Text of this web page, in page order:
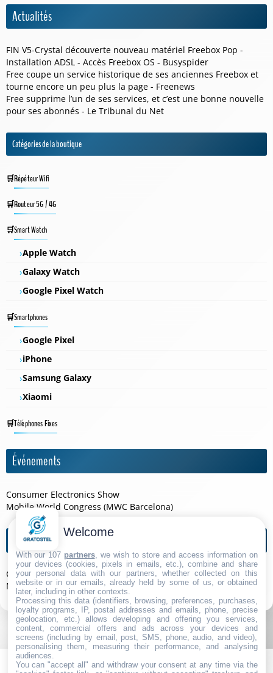
Actualités
FIN V5-Crystal découverte nouveau matériel Freebox Pop -
Installation ADSL - Accès Freebox OS - Busyspider
Free coupe un service historique de ses anciennes Freebox et
tourne encore un peu plus la page - Freenews
Free supprime l’un de ses services, et c’est une bonne nouvelle
pour ses abonnés - Le Tribunal du Net
Catégories de la boutique
Répéteur Wifi
Routeur 5G / 4G
Smart Watch
Apple Watch
Galaxy Watch
Google Pixel Watch
Smartphones
Google Pixel
iPhone
Samsung Galaxy
Xiaomi
Téléphones Fixes
Événements
Consumer Electronics Show
Mobile World Congress (MWC Barcelona)
Agendas de l'année
Consumer Electronics Show 2026
Mobile World Congress (MWC Barcelona) 2026
Welcome
With our 107 partners, we wish to store and access information on
your devices (cookies, pixels in emails, etc.), combine and share
your personal data with our partners, whether collected on this
website or in our emails, already held by some of us, or obtained
later, including in other contexts.
Processing this data (identifiers, browsing, preferences, purchases,
loyalty programs, IP, postal addresses and emails, phone, precise
geolocation, etc.) allows developing and offering you services,
content, commercial offers and ads across your devices and
screens (including by email, post, SMS, phone, audio, and video),
personalising them, measuring their performance, and analysing
audiences.
You can "accept all" and withdraw your consent at any time via the